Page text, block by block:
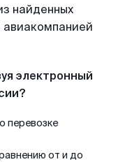
найденных
авиакомпанией
электронный
перевозке
от и до